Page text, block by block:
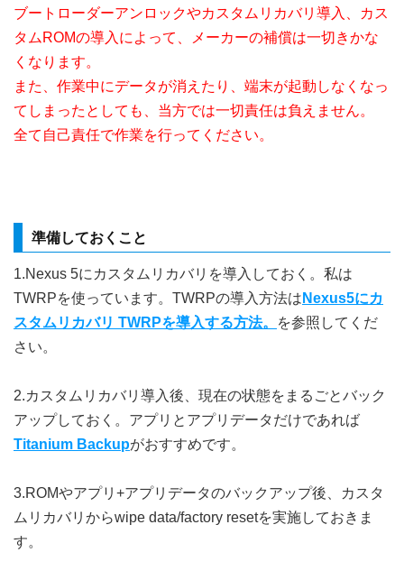
ブートローダーアンロックやカスタムリカバリ導入、カス
タムROMの導入によって、メーカーの補償は一切きかな
くなります。
また、作業中にデータが消えたり、端末が起動しなくなっ
てしまったとしても、当方では一切責任は負えません。
全て自己責任で作業を行ってください。
準備しておくこと
1.Nexus 5にカスタムリカバリを導入しておく。私は
TWRPを使っています。TWRPの導入方法は Nexus5にカ
スタムリカバリ TWRPを導入する方法。
を参照してくだ
さい。
2.カスタムリカバリ導入後、現在の状態をまるごとバック
アップしておく。アプリとアプリデータだけであれば
Titanium Backupがおすすめです。
3.ROMやアプリ+アプリデータのバックアップ後、カスタ
ムリカバリからwipe data/factory resetを実施しておきま
す。